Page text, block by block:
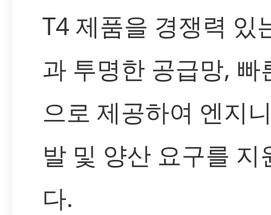
T4 제품을 경쟁력 있
과 투명한 공급망, 빠
으로 제공하여 엔지
발 및 양산 요구를 지
다.